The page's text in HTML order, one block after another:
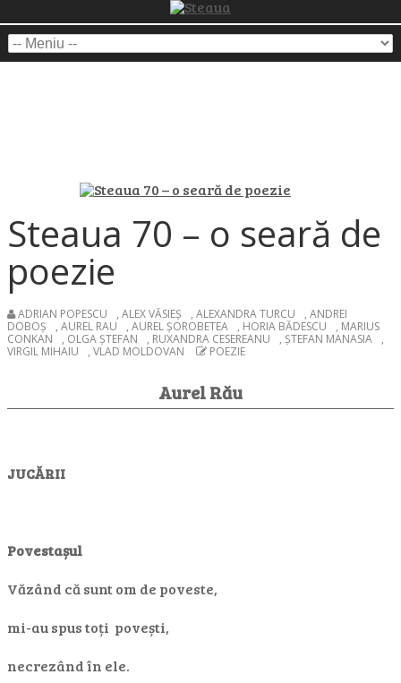
Steaua 70 – o seară de
poezie
ADRIAN POPESCU , ALEX VĂSIEȘ , ALEXANDRA TURCU , ANDREI
DOBOȘ
, AUREL RAU , AUREL ȘOROBETEA , HORIA BĂDESCU , MARIUS
CONKAN
, OLGA ȘTEFAN , RUXANDRA CESEREANU , ȘTEFAN MANASIA
,
VIRGIL MIHAIU
, VLAD MOLDOVAN POEZIE
Aurel Rău
JUCĂRII
Povestașul
Văzând că sunt om de poveste,
mi-au spus toți povești,
necrezând în ele.